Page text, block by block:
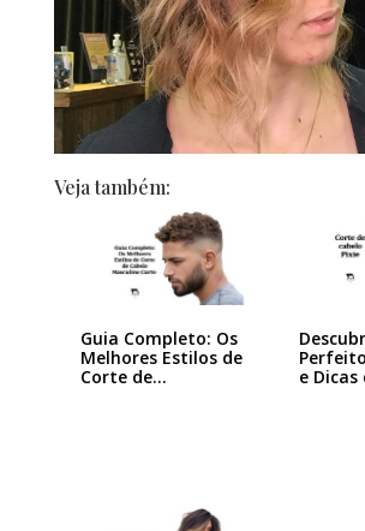
Veja também:
Guia Completo: Os
Melhores Estilos de
Corte de…
e